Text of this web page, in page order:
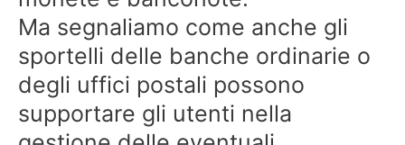
Ma segnaliamo come anche gli
sportelli delle banche ordinarie o
degli uffici postali possono
supportare gli utenti nella